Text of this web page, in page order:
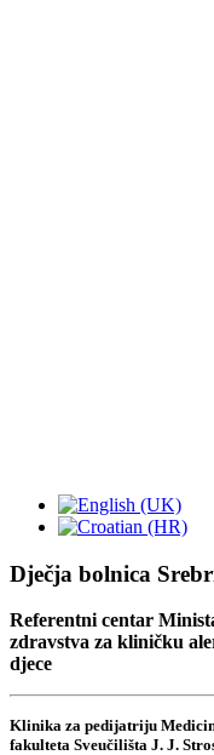
Dječja bolnica
Referentni centar
zdravstva za kliničku
djece
Klinika za pedijatriju
fakulteta Sveučilišta J. J.